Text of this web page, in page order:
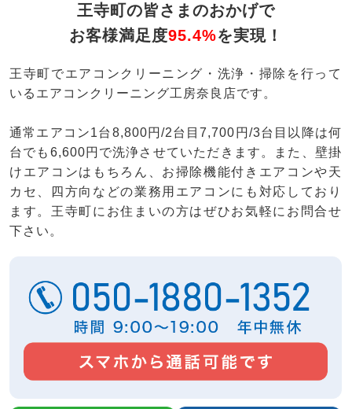
王寺町の皆さまのおかげで
お客様満足度95.4%を実現！
王寺町でエアコンクリーニング・洗浄・掃除を行って
いるエアコンクリーニング工房奈良店です。
通常エアコン1台8,800円/2台目7,700円/3台目以降は何
台でも6,600円で洗浄させていただきます。また、壁掛
けエアコンはもちろん、お掃除機能付きエアコンや天
カセ、四方向などの業務用エアコンにも対応しており
ます。王寺町にお住まいの方はぜひお気軽にお問合せ
下さい。